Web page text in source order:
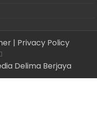
| Privacy Policy
Delima Berjaya